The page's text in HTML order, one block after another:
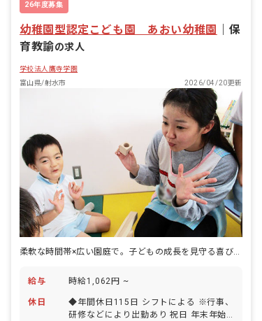
26年度募集
幼稚園型認定こども園 あおい幼稚園
保
育教諭の求人
学校法人鷹寺学園
富山県/射水市
2026/04/20更新
柔軟な時間帯×広い園庭で。子どもの成長を見守る喜びが、ずっと続く
給与 時給1,062円 ~
休日
◆年間休日115日 シフトによる ※行事、
研修などにより出勤あり 祝日 年末年始